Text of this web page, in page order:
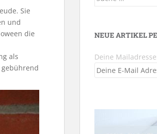
Sie
und
die
als
NEUE ARTIKEL
Deine